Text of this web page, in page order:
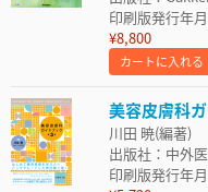
印刷版発行年
¥8,800
カートに入れる
美容皮膚科
川田 暁(編著)
出版社：中外
印刷版発行年